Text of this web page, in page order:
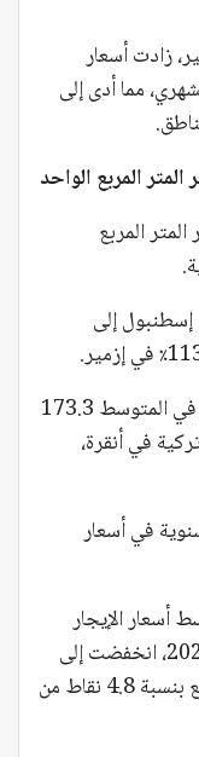
زادت أسعار
مما أدى إلى
المربع الواحد
المربع
إلى
وبلغت أسعار المتر المربع للشقق للإيجار في المتوسط 173.3
و118.2 ليرة تركية في أنقرة،
في أسعار
​​أسعار الإيجار
الحقيقية إلى 86.6٪ في فبراير/شباط 2023، انخفضت إلى
13.5٪ في ديسمبر/كانون الأول مع تراجع بنسبة 4.8 نقاط من